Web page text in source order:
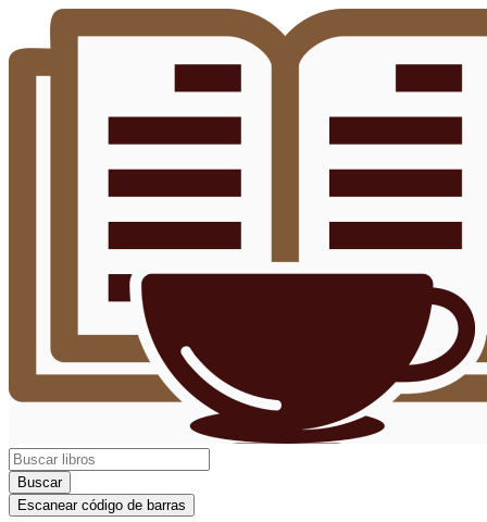
Buscar
Escanear código de barras